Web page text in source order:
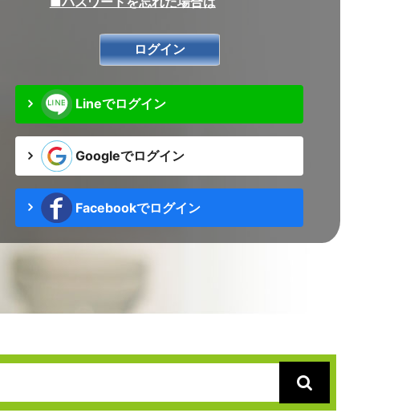
Lineでログイン
Googleでログイン
Facebookでログイン